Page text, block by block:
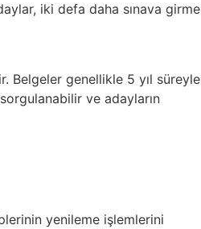
iki defa daha sınava girme
Belgeler genellikle 5 yıl süreyle
ve adayların
yenileme işlemlerini